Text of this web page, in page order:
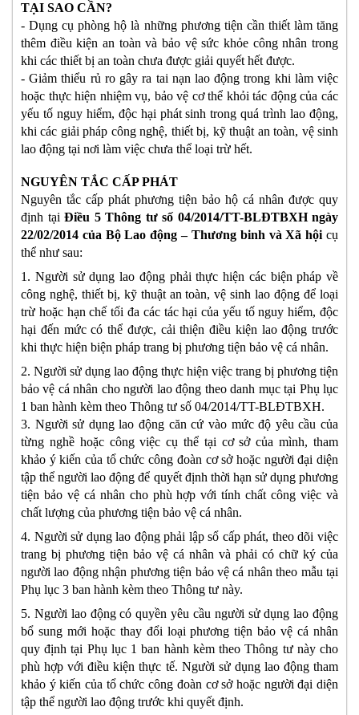
TẠI SAO CẦN?
- Dụng cụ phòng hộ là những phương tiện cần thiết làm tăng
thêm điều kiện an toàn và bảo vệ sức khỏe công nhân trong
khi các thiết bị an toàn chưa được giải quyết hết được.
- Giảm thiểu rủ ro gây ra tai nạn lao động trong khi làm việc
hoặc thực hiện nhiệm vụ, bảo vệ cơ thể khỏi tác động của các
yếu tố nguy hiểm, độc hại phát sinh trong quá trình lao động,
khi các giải pháp công nghệ, thiết bị, kỹ thuật an toàn, vệ sinh
lao động tại nơi làm việc chưa thể loại trừ hết.
NGUYÊN TẮC CẤP PHÁT
Nguyên tắc cấp phát phương tiện bảo hộ cá nhân được quy
định tại Điều 5 Thông tư số 04/2014/TT-BLĐTBXH ngày
22/02/2014 của Bộ Lao động – Thương binh và Xã hội cụ
thể như sau:
1. Người sử dụng lao động phải thực hiện các biện pháp về
công nghệ, thiết bị, kỹ thuật an toàn, vệ sinh lao động để loại
trừ hoặc hạn chế tối đa các tác hại của yếu tố nguy hiểm, độc
hại đến mức có thể được, cải thiện điều kiện lao động trước
khi thực hiện biện pháp trang bị phương tiện bảo vệ cá nhân.
2. Người sử dụng lao động thực hiện việc trang bị phương tiện
bảo vệ cá nhân cho người lao động theo danh mục tại Phụ lục
1 ban hành kèm theo Thông tư số 04/2014/TT-BLĐTBXH.
3. Người sử dụng lao động căn cứ vào mức độ yêu cầu của
từng nghề hoặc công việc cụ thể tại cơ sở của mình, tham
khảo ý kiến của tổ chức công đoàn cơ sở hoặc người đại diện
tập thể người lao động để quyết định thời hạn sử dụng phương
tiện bảo vệ cá nhân cho phù hợp với tính chất công việc và
chất lượng của phương tiện bảo vệ cá nhân.
4. Người sử dụng lao động phải lập sổ cấp phát, theo dõi việc
trang bị phương tiện bảo vệ cá nhân và phải có chữ ký của
người lao động nhận phương tiện bảo vệ cá nhân theo mẫu tại
Phụ lục 3 ban hành kèm theo Thông tư này.
5. Người lao động có quyền yêu cầu người sử dụng lao động
bổ sung mới hoặc thay đổi loại phương tiện bảo vệ cá nhân
quy định tại Phụ lục 1 ban hành kèm theo Thông tư này cho
phù hợp với điều kiện thực tế. Người sử dụng lao động tham
khảo ý kiến của tổ chức công đoàn cơ sở hoặc người đại diện
tập thể người lao động trước khi quyết định.